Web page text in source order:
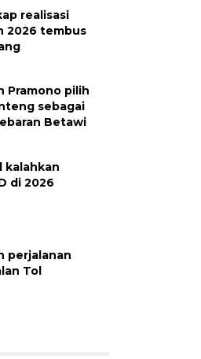
realisasi
2026 tembus
Pramono pilih
sebagai
Betawi
kalahkan
di 2026
perjalanan
Tol